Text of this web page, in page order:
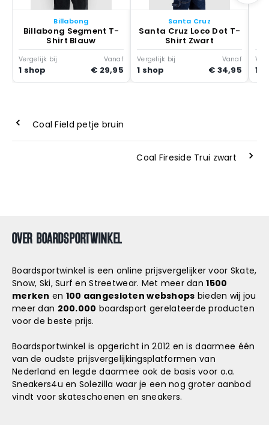
Billabong
Billabong Segment T-
Shirt Blauw
Vergelijk bij
1 shop
Vanaf
€ 29,95
Santa Cruz
Santa Cruz Loco Dot T-
Shirt Zwart
Vergelijk bij
1 shop
Vanaf
€ 34,95 1
Coal Field petje bruin
Coal Fireside Trui zwart
OVER BOARDSPORTWINKEL
Boardsportwinkel is een online prijsvergelijker voor Skate,
Snow, Ski, Surf en Streetwear. Met meer dan1500
merken en 100 aangesloten webshops bieden wij jou
meer dan 200.000 boardsport gerelateerde producten
voor de beste prijs.
Boardsportwinkel is opgericht in 2012 en is daarmee één
van de oudste prijsvergelijkingsplatformen van
Nederland en legde daarmee ook de basis voor o.a.
Sneakers4u en Solezilla waar je een nog groter aanbod
vindt voor skateschoenen en sneakers.